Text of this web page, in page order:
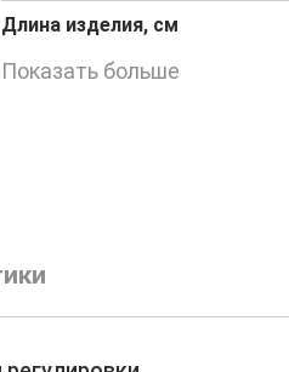
Длина изделия, см
Показать больше